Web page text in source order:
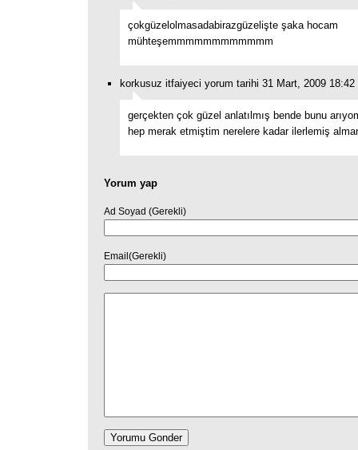
çokgüzelolmasadabirazgüzelişte şaka hocam
mühteşemmmmmmmmmmmm
korkusuz itfaiyeci yorum tarihi 31 Mart, 2009 18:42
gerçekten çok güzel anlatılmış bende bunu
hep merak etmiştim nerelere kadar ilerlemiş
Yorum yap
Ad Soyad (Gerekli)
Email(Gerekli)